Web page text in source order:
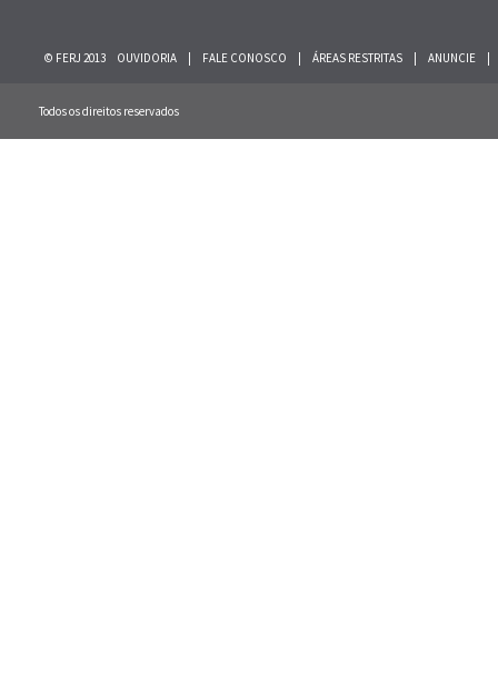
© FERJ 2013 OUVIDORIA FALE CONOSCO ÁREAS RESTRITAS ANUNCIE
Todos os direitos reservados